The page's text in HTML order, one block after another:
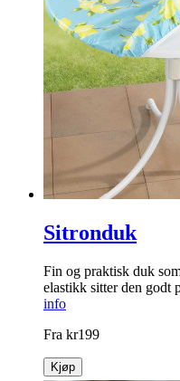
Sitronduk
Fin og praktisk duk
elastikk sitter den godt
info
Fra kr199
Kjøp